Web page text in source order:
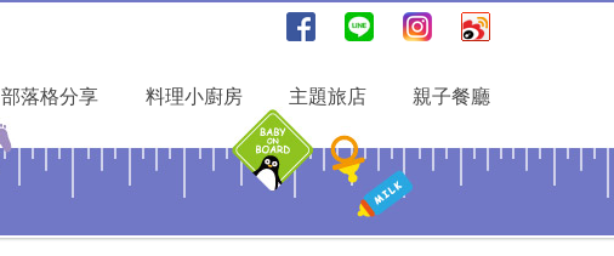
部落格分享 料理小廚房 主題旅店 親子餐廳